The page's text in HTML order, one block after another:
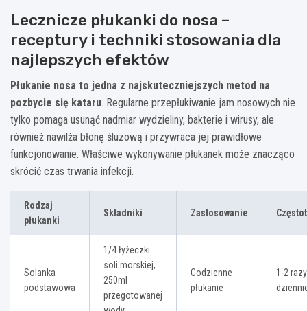
Lecznicze płukanki do nosa –
receptury i techniki stosowania dla
najlepszych efektów
Płukanie nosa to jedna z najskuteczniejszych metod na
pozbycie się kataru. Regularne przepłukiwanie jam nosowych nie
tylko pomaga usunąć nadmiar wydzieliny, bakterie i wirusy, ale
również nawilża błonę śluzową i przywraca jej prawidłowe
funkcjonowanie. Właściwe wykonywanie płukanek może znacząco
skrócić czas trwania infekcji.
Rodzaj
płukanki
Składniki Zastosowanie
Solanka
podstawowa
1/4 łyżeczki
soli morskiej,
250ml
przegotowanej
Codzienne
płukanie
1-2 razy